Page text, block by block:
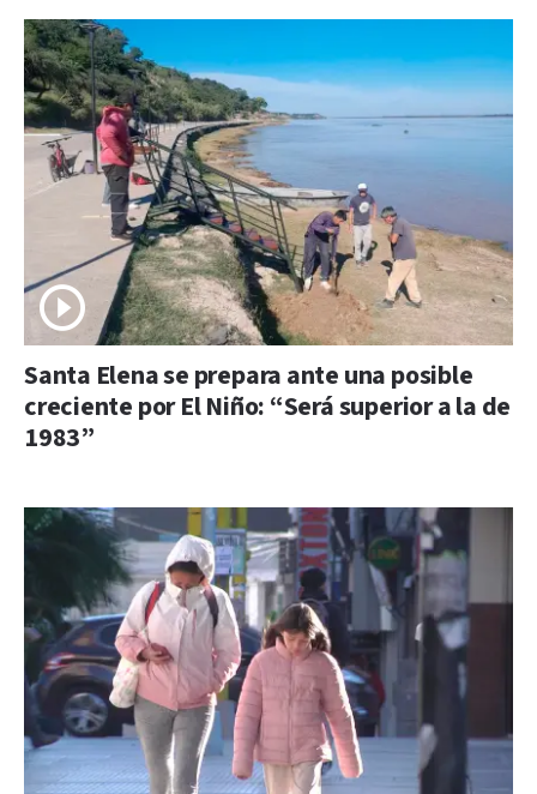
Santa Elena se prepara ante una posible
creciente por El Niño: “Será superior a la de
1983”